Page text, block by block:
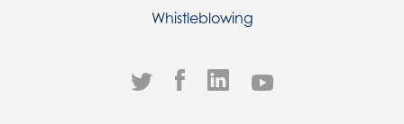
Whistleblowing